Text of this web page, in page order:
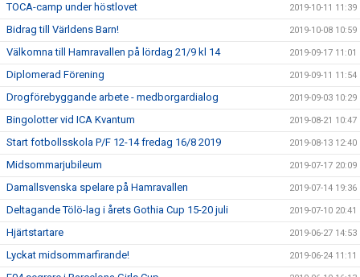
TOCA-camp under höstlovet 2019-10-11 11:39
Bidrag till Världens Barn! 2019-10-08 10:59
Välkomna till Hamravallen på lördag 21/9 kl 14 2019-09-17 11:01
Diplomerad Förening 2019-09-11 11:54
Drogförebyggande arbete - medborgardialog 2019-09-03 10:29
Bingolotter vid ICA Kvantum 2019-08-21 10:47
Start fotbollsskola P/F 12-14 fredag 16/8 2019 2019-08-13 12:40
Midsommarjubileum 2019-07-17 20:09
Damallsvenska spelare på Hamravallen 2019-07-14 19:36
Deltagande Tölö-lag i årets Gothia Cup 15-20 juli 2019-07-10 20:41
Hjärtstartare 2019-06-27 14:53
Lyckat midsommarfirande! 2019-06-24 11:11